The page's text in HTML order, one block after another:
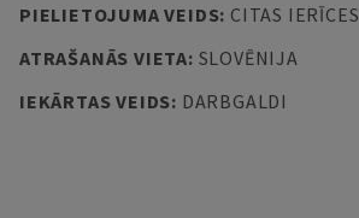
PIELIETOJUMA VEIDS: CITAS IERĪCES
ATRAŠANĀS VIETA: SLOVĒNIJA
IEKĀRTAS VEIDS: DARBGALDI